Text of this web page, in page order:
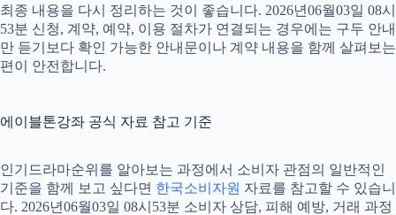
최종 내용을 다시 정리하는 것이 좋습니다. 2026년06월03일 08시
53분 신청, 계약, 예약, 이용 절차가 연결되는 경우에는 구두 안내
만 듣기보다 확인 가능한 안내문이나 계약 내용을 함께 살펴보는
편이 안전합니다.
에이블톤강좌 공식 자료 참고 기준
인기드라마순위를 알아보는 과정에서 소비자 관점의 일반적인
기준을 함께 보고 싶다면 한국소비자원 자료를 참고할 수 있습니
다. 2026년06월03일 08시53분 소비자 상담, 피해 예방, 거래 과정